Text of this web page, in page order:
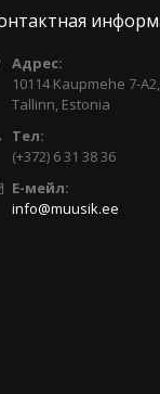
Адрес:
10114 Kaupmehe 7-A2,
Tallinn, Estonia
Тел:
(+372) 6 31 38 36
Е-мейл:
info@muusik.ee